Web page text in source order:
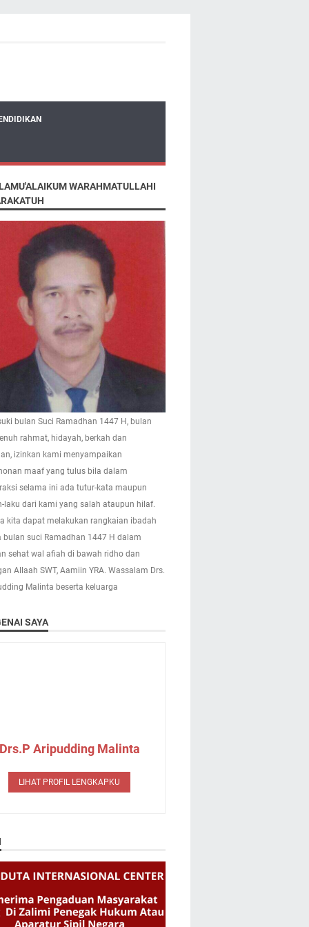
WARAHMATULLAHI
bulan Suci Ramadhan 1447 H, bulan
rahmat, hidayah, berkah dan
izinkan kami menyampaikan
maaf yang tulus bila dalam
selama ini ada tutur-kata maupun
laku dari kami yang salah ataupun hilaf.
kita dapat melakukan rangkaian ibadah
bulan suci Ramadhan 1447 H dalam
sehat wal afiah di bawah ridho dan
Allaah SWT, Aamiin YRA. Wassalam Drs.
Malinta beserta keluarga
SAYA
Aripudding Malinta
LIHAT PROFIL LENGKAPKU